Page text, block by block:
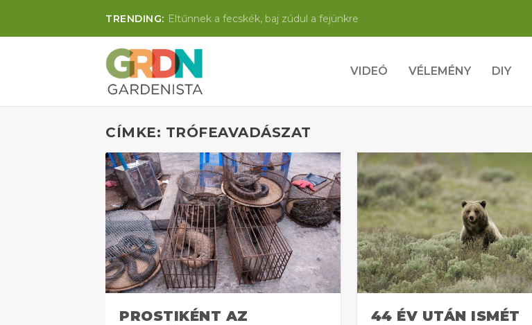
TRENDING: Eltűnnek a fecskék, baj zúdul a fejünkre
VIDEÓ VÉLEMÉNY DIY
CÍMKE: TRÓFEAVADÁSZAT
PROSTIKÉNT AZ
44 ÉV UTÁN ISMÉT